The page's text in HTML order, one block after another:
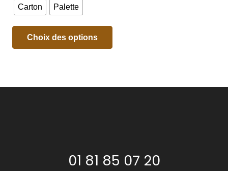
Carton Palette
Choix des options
01 81 85 07 20